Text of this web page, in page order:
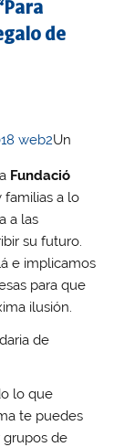
de
Un
Fundació
familias a lo
a las
su futuro.
e implicamos
para que
ilusión.
de
lo que
te puedes
grupos de